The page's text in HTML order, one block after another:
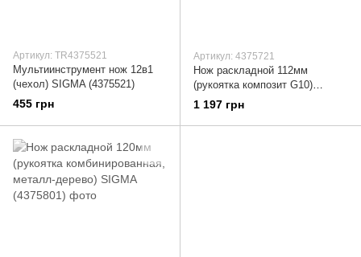
Артикул: TR4375521
Мультиинструмент нож 12в1
(чехол) SIGMA (4375521)
455 грн
Артикул: 4375721
Нож раскладной 112мм
(рукоятка композит G10)
SIGMA (4375721)
1 197 грн